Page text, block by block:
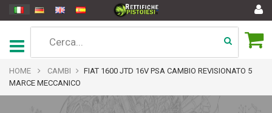
HOME CAMBI
FIAT 1600 JTD 16V PSA CAMBIO REVISIONATO 5
MARCE MECCANICO